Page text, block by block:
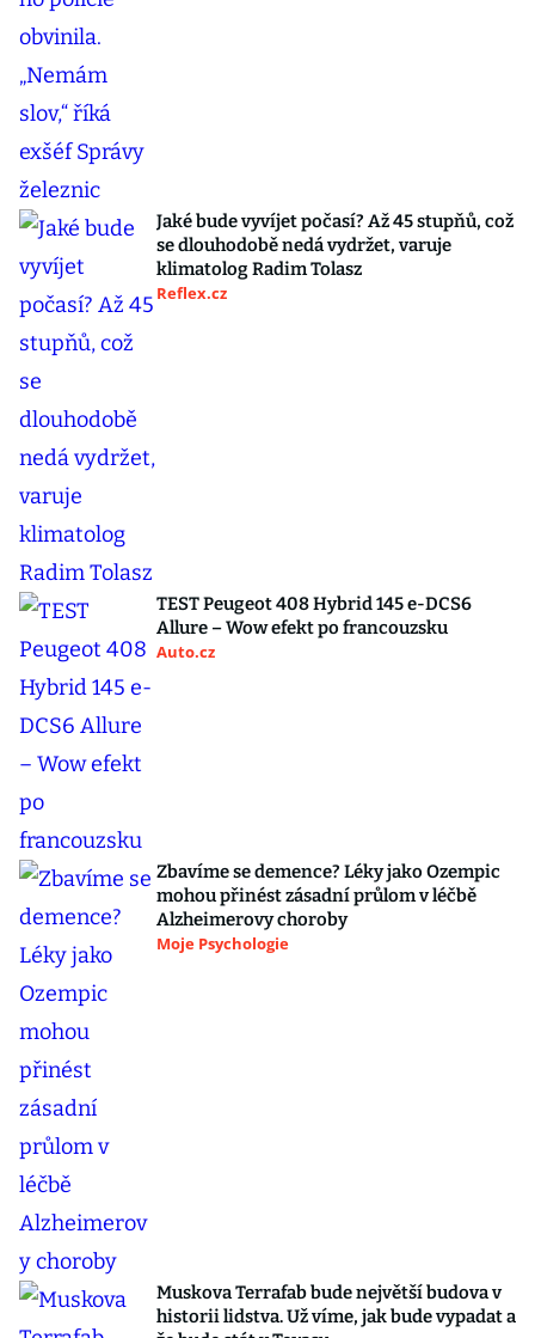
Jaké bude vyvíjet počasí? Až 45 stupňů, což
se dlouhodobě nedá vydržet, varuje
klimatolog Radim Tolasz
Reflex.cz
TEST Peugeot 408 Hybrid 145 e-DCS6
Allure – Wow efekt po francouzsku
Auto.cz
Zbavíme se demence? Léky jako Ozempic
mohou přinést zásadní průlom v léčbě
Alzheimerovy choroby
Moje Psychologie
Muskova Terrafab bude největší budova v
historii lidstva. Už víme, jak bude vypadat a